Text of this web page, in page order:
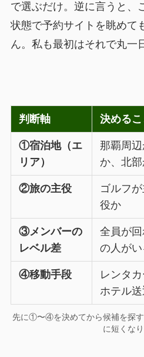
で選ぶだけ。逆に言うと、
状態で予約サイトを眺めて
ん。私も最初はそれで丸一
判断軸 決めるこ
①宿泊地（エ
リア）
那覇周
か、北
②旅の主役
ゴルフ
役か
③メンバーの
レベル差
全員が
の人が
④移動手段
レンタ
ホテル
先に①〜④を決めてから候補を探
に短くな